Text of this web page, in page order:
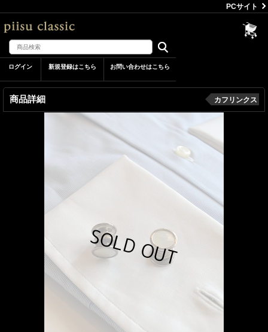
PCサイト
ログイン 新規登録はこちら お問い合わせはこちら
商品詳細 カフリンクス